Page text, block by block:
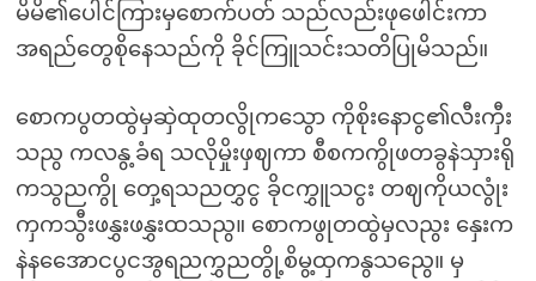
မိမိ၏ပေါင်ကြားမှစောက်ပတ် သည်လည်းဖုဖေါင်းကာ
အရည်တွေစိုနေသည်ကို ခိုင်ကြူသင်းသတိပြုမိသည်။
စောကပွတထွဲမှဆှဲထုတလွိုကသွော ကိုစိုးနောငွ၏လီးကှီး
သညွ ကလနွ့ခံရ သလိုမှိုးဖှဈကာ စီစကကွိုဖတခွနဲသှားရို
ကသွညကွို တှေ့ရသညတွှငွ ခိုငကွှူသငွး တဈကိုယလွုံး
ကှကသွီးဖနွှးဖနွှးထသညွ။ စောကဖွုတထွဲမှလညွး နှေးက
နဲနအေောငပွငအွရညကွှညတွို့စိမွ့ထှကနွသညွေ။ မှ